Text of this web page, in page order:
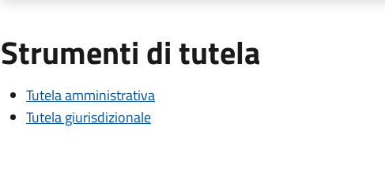
Strumenti di tutela
Tutela amministrativa
Tutela giurisdizionale